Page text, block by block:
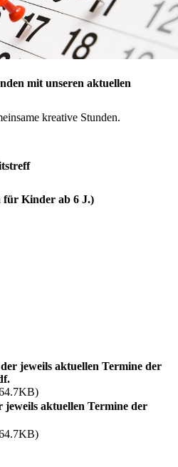
mit unseren aktuellen
kreative Stunden.
für Kinder ab 6 J.)
jeweils aktuellen Termine der
aktuellen Termine der